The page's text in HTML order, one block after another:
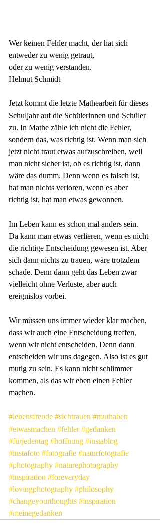
Wer keinen Fehler macht, der hat sich
entweder zu wenig getraut,
oder zu wenig verstanden.
Helmut Schmidt
Jetzt kommt die letzte Mathearbeit für dieses
Schuljahr auf die Schülerinnen und Schüler
zu. In Mathe zähle ich nicht die Fehler,
sondern das, was richtig ist. Wenn man sich
jetzt nicht traut etwas aufzuschreiben, weil
man nicht sicher ist, ob es richtig ist, dann
wäre das dumm. Denn wenn es falsch ist,
hat man nichts verloren, wenn es aber
richtig ist, hat man etwas gewonnen.
Im Leben kann es schon mal anders sein.
Da kann man etwas verlieren, wenn es nicht
die richtige Entscheidung gewesen ist. Aber
sich dann nichts zu trauen, wäre trotzdem
schade. Denn dann geht das Leben zwar
vielleicht ohne Verluste, aber auch
ereignislos vorbei.
Wir müssen uns immer wieder klar machen,
dass wir auch eine Entscheidung treffen,
wenn wir nicht entscheiden. Denn dann
entscheiden wir uns dagegen. Also ist es gut
mutig zu sein. Es kann nicht schlimmer
kommen, als das wir eben einen Fehler
machen.
#lebensfreude #sichtrauen #muthaben
#etwasmachen #fehler #gedanken
#fürjedentag #hoffnung #instablog
#instafoto #fotografie #naturfotografie
#photography #naturephotography
#inspiration #foreveryday
#lovingphotography #philosophy
#changeyourthoughts #inspiration
#meinegedanken